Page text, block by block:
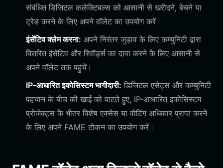
संबंधित डिजिटल कलेक्टिबल्स को आसानी से खरीदने, बेचने या
ट्रेड करने के लिए अपने वॉलेट का उपयोग करें।
इंसेंटिव क्लेम करना: अपने निरंतर जुड़ाव के लिए कम्युनिटी द्वारा
वितरित इंसेंटिव और रिवॉर्ड्स का दावा करने के लिए आसानी से
अपने वॉलेट तक पहुंचें।
IP-आधारित इकोसिस्टम भागीदारी: डिजिटल एसेट्स और कम्युनिटी
पहचान के बीच की खाई को पाटते हुए, IP-आधारित इकोसिस्टम
प्रोजेक्ट्स के भीतर विशेष एक्सेस या वोटिंग अधिकार प्राप्त करने
के लिए अपने FAME टोकन का उपयोग करें।